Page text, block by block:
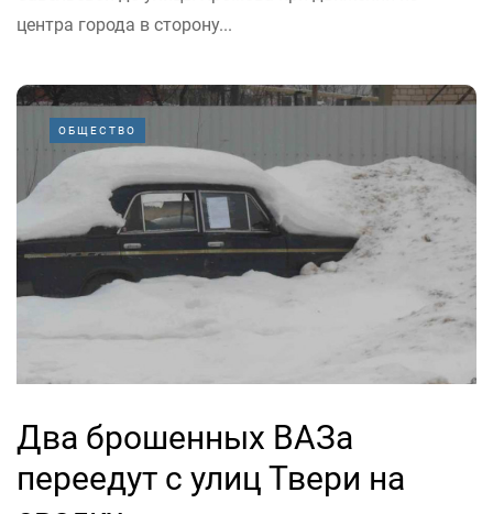
центра города в сторону...
ОБЩЕСТВО
Два брошенных ВАЗа
переедут с улиц Твери на